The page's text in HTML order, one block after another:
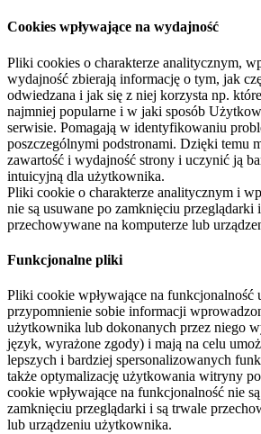
Cookies wpływające na wydajność
Pliki cookies o charakterze analitycznym,
wydajność zbierają informację o tym, jak
odwiedzana i jak się z niej korzysta np.
najmniej popularne i w jaki sposób
serwisie. Pomagają w identyfikowaniu
poszczególnymi podstronami. Dzięki temu
zawartość i wydajność strony i uczynić ją
intuicyjną dla użytkownika.
Pliki cookie o charakterze analitycznym i
nie są usuwane po zamknięciu przeglądarki
przechowywane na komputerze lub
Funkcjonalne pliki
Pliki cookie wpływające na
przypomnienie sobie informacji
użytkownika lub dokonanych przez niego
język, wyrażone zgody) i mają na celu
lepszych i bardziej spersonalizowanych
także optymalizację użytkowania witryny
cookie wpływające na funkcjonalność nie
zamknięciu przeglądarki i są trwale
lub urządzeniu użytkownika.